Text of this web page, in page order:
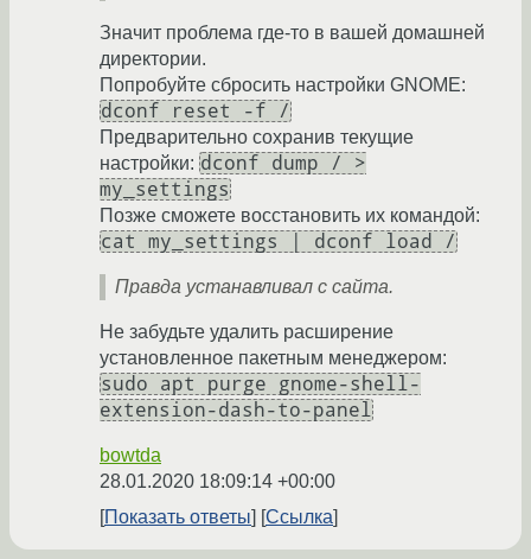
Значит проблема где-то в вашей домашней
директории.
Попробуйте сбросить настройки GNOME:
dconf reset -f /
Предварительно сохранив текущие
настройки: dconf dump / >
my_settings
Позже сможете восстановить их командой:
cat my_settings | dconf load /
Правда устанавливал с сайта.
Не забудьте удалить расширение
установленное пакетным менеджером:
sudo apt purge gnome-shell-
extension-dash-to-panel
bowtda
28.01.2020 18:09:14 +00:00
Показать ответы
Ссылка